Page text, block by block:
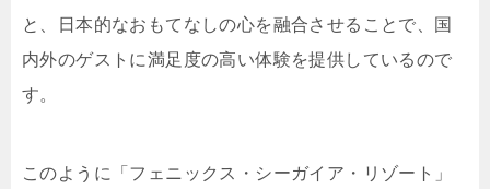
と、日本的なおもてなしの心を融合させることで、国
内外のゲストに満足度の高い体験を提供しているので
す。
このように「フェニックス・シーガイア・リゾート」